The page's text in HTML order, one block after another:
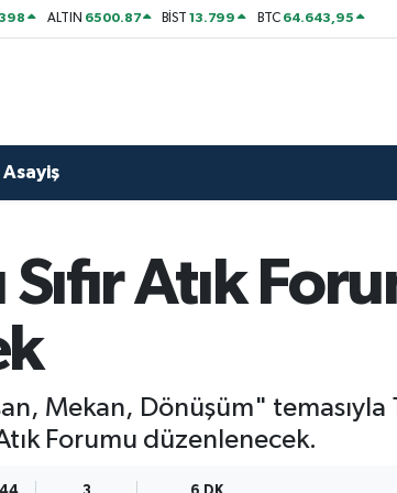
ALTIN 6500.87 BİST13.799 BTC 64.643,95
Asayiş
Sıfır Atık
Mekan, Dönüşüm"
Forumu düzenlenecek.